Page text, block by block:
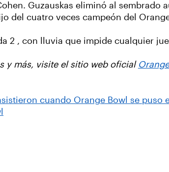
Guzauskas eliminó al sembrado
del cuatro veces campeón del
2 , con lluvia que impide cualquier
y más, visite el sitio web oficial
cuando Orange Bowl se puso